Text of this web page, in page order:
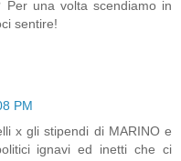
Per una volta scendiamo in
sentire!
PM
x gli stipendi di MARINO e
ignavi ed inetti che ci